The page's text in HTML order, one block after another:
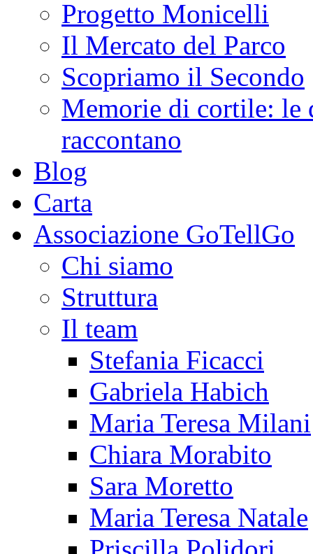
Progetto Monicelli
Il Mercato del Parco
Scopriamo il Secondo
Memorie di cortile: le
raccontano
Blog
Carta
Associazione GoTellGo
Chi siamo
Struttura
Il team
Stefania Ficacci
Gabriela Habich
Maria Teresa Milani
Chiara Morabito
Sara Moretto
Maria Teresa Natale